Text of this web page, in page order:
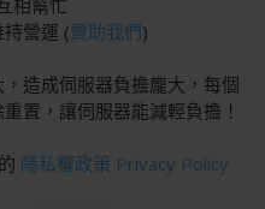
相幫忙
營運 (贊助我們)
造成伺服器負擔龐大，每個
置，讓伺服器能減輕負擔！
隱私權政策 Privacy Policy